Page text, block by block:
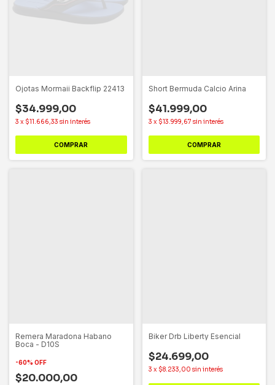
Ojotas Mormaii Backflip 22413
$34.999,00
3 x $11.666,33 sin interés
COMPRAR
Short Bermuda Calcio Arina
$41.999,00
3 x $13.999,67 sin interés
COMPRAR
Remera Maradona Habano
Boca - D10S
-60% OFF
$20.000,00
Biker Drb Liberty Esencial
$24.699,00
3 x $8.233,00 sin interés